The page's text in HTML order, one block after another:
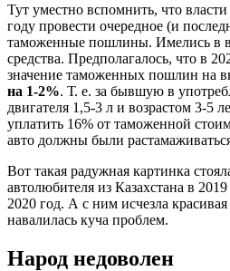
Тут уместно вспомнить, что
году провести очередное (и
таможенные пошлины. Имелись в
средства. Предполагалось, что в
значение таможенных пошлин на
на 1-2%. Т. е. за бывшую в
двигателя 1,5-3 л и возрастом 3-5
уплатить 16% от таможенной
авто должны были
Вот такая радужная картинка
автолюбителя из Казахстана в
2020 год. А с ним исчезла
навалилась куча проблем.
Народ недоволен